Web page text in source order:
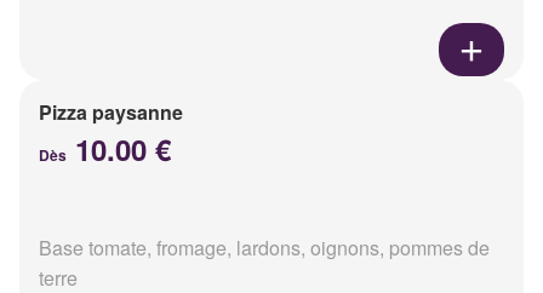
Pizza paysanne
Dès 10.00 €
Base tomate, fromage, lardons, oignons, pommes de
terre